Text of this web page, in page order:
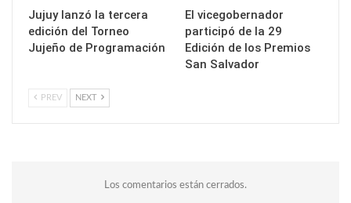
Jujuy lanzó la tercera
edición del Torneo
Jujeño de Programación
El vicegobernador
participó de la 29
Edición de los Premios
San Salvador
PREV NEXT
Los comentarios están cerrados.